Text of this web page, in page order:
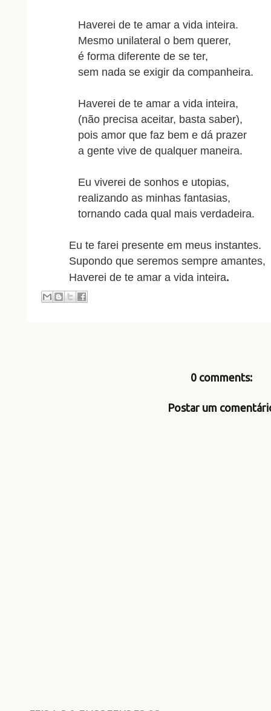
Haverei de te amar a vida inteira.
Mesmo unilateral o bem querer,
é forma diferente de se ter,
sem nada se exigir da companheira.
Haverei de te amar a vida inteira,
(não precisa aceitar, basta saber),
pois amor que faz bem e dá prazer
a gente vive de qualquer maneira.
Eu viverei de sonhos e utopias,
realizando as minhas fantasias,
tornando cada qual mais verdadeira.
Eu te farei presente em meus instantes.
Supondo que seremos sempre amantes,
Haverei de te amar a vida inteira.
0 comments:
Postar um